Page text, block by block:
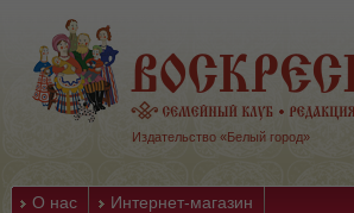
Издательство «Белый город»
О нас Интернет-магазин